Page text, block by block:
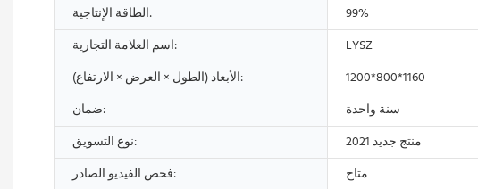
الطاقة الإنتاجية:
99%
اسم العلامة التجارية:
LYSZ
الأبعاد (الطول × العرض × الارتفاع):
1200*800*1160
ضمان:
سنة واحدة
نوع التسويق:
منتج جديد 2021
فحص الفيديو الصادر:
متاح